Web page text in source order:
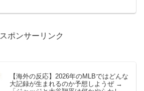
スポンサーリンク
【海外の反応】2026年のMLBではどんな
大記録が生まれるのか予想しようぜ →